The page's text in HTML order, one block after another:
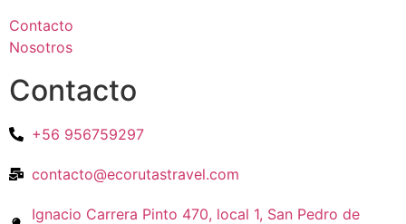
Contacto
Nosotros
Contacto
+56 956759297
contacto@ecorutastravel.com
Ignacio Carrera Pinto 470, local 1, San Pedro de